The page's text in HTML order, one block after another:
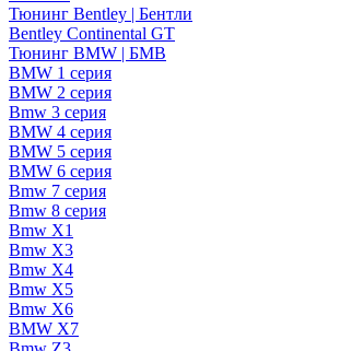
Тюнинг Bentley | Бентли
Bentley Continental GT
Тюнинг BMW | БМВ
BMW 1 серия
BMW 2 серия
Bmw 3 серия
BMW 4 серия
BMW 5 серия
BMW 6 серия
Bmw 7 серия
Bmw 8 серия
Bmw X1
Bmw X3
Bmw X4
Bmw X5
Bmw X6
BMW X7